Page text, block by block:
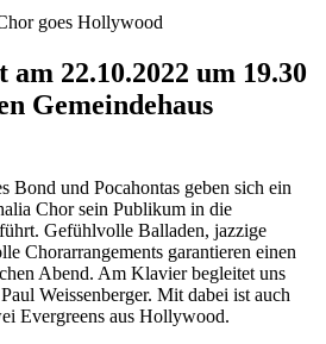
22.10.2022 um 19.30
Gemeindehaus
Bond und Pocahontas geben sich ein
Chor sein Publikum in die
Gefühlvolle Balladen, jazzige
Chorarrangements garantieren einen
Abend. Am Klavier begleitet uns
Weissenberger. Mit dabei ist auch
Evergreens aus Hollywood.